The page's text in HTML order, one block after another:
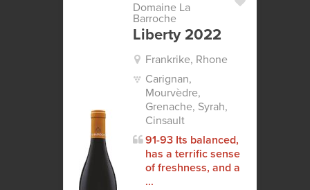
Domaine La
Barroche
Liberty 2022
Frankrike, Rhone
Carignan,
Mourvèdre,
Grenache, Syrah,
Cinsault
91-93 Its balanced,
has a terrific sense
of freshness, and a
...